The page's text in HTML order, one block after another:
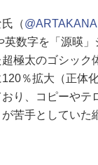
（@ARTAKANA
英数字を「源暎
極太のゴシック
％拡大（正体
り、コピーやテ
苦手としていた